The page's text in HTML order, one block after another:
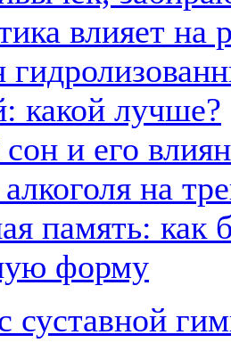
влияет
какой лучше?
и его
на
память: как
форму
суставной